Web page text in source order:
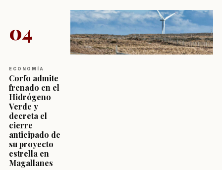
04
ECONOMÍA
Corfo admite
frenado en el
Hidrógeno
Verde y
decreta el
cierre
anticipado de
su proyecto
estrella en
Magallanes